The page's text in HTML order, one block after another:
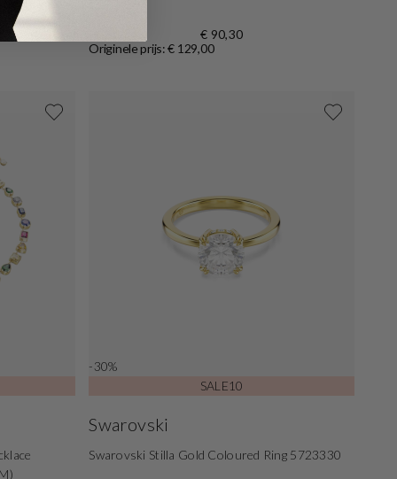
€ 90,30
Originele prijs: € 129,00
-30%
SALE10
Swarovski
Swarovski Stilla Gold Coloured Ring 5723330